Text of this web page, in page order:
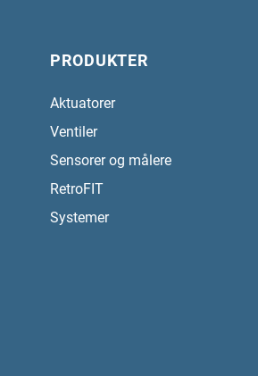
PRODUKTER
Aktuatorer
Ventiler
Sensorer og målere
RetroFIT
Systemer